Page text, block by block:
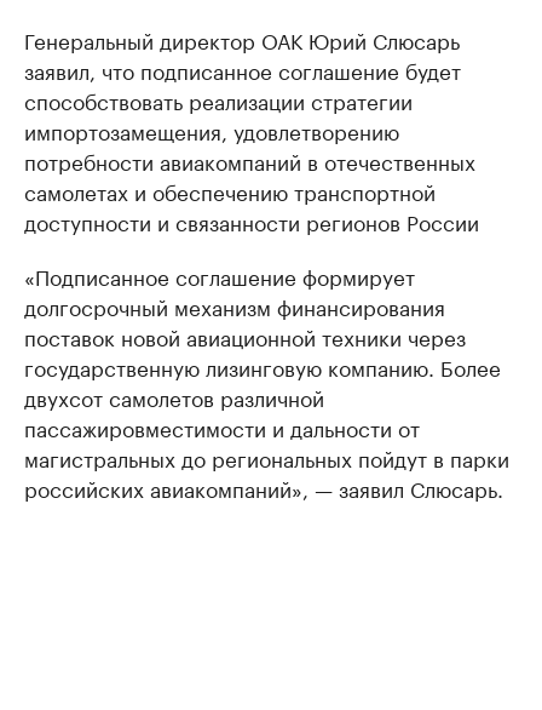
Генеральный директор ОАК Юрий Слюсарь
заявил, что подписанное соглашение будет
способствовать реализации стратегии
импортозамещения, удовлетворению
потребности авиакомпаний в отечественных
самолетах и обеспечению транспортной
доступности и связанности регионов России
«Подписанное соглашение формирует
долгосрочный механизм финансирования
поставок новой авиационной техники через
государственную лизинговую компанию. Более
двухсот самолетов различной
пассажировместимости и дальности от
магистральных до региональных пойдут в парки
российских авиакомпаний», — заявил Слюсарь.